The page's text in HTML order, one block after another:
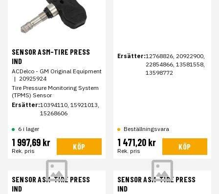
SENSOR ASM-TIRE PRESS
IND
ACDelco - GM Original Equipment
| 20925924
Tire Pressure Monitoring System
(TPMS) Sensor
Ersätter:10394110, 15921013,
15268606
6 i lager
1 997,69 kr
Rek. pris KÖP
Ersätter:12768826, 20922900,
22854866, 13581558,
13598772
Beställningsvara
1 471,20 kr
Rek. pris KÖP
SENSOR ASM-TIRE PRESS
IND
SENSOR ASM-TIRE PRESS
IND